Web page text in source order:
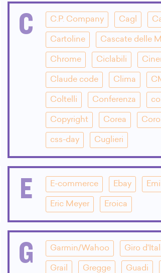
C C.P. Company Cagl
Cartoline Cascate delle
Chrome Ciclabili
Claude code Clima
Coltelli Conferenza
Copyright Corea
css-day Cuglieri
E E-commerce Ebay
Eric Meyer Eroica
G Garmin/Wahoo Giro
Grail Gregge Guadi